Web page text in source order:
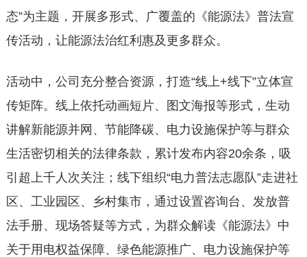
态”为主题，开展多形式、广覆盖的《能源法》普法宣
传活动，让能源法治红利惠及更多群众。
活动中，公司充分整合资源，打造“线上+线下”立体宣
传矩阵。线上依托动画短片、图文海报等形式，生动
讲解新能源并网、节能降碳、电力设施保护等与群众
生活密切相关的法律条款，累计发布内容20余条，吸
引超上千人次关注；线下组织“电力普法志愿队”走进社
区、工业园区、乡村集市，通过设置咨询台、发放普
法手册、现场答疑等方式，为群众解读《能源法》中
关于用电权益保障、绿色能源推广、电力设施保护等